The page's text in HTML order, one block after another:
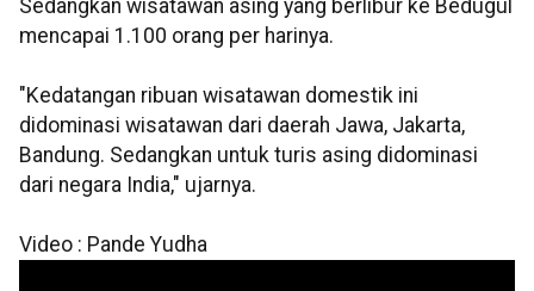
Sedangkan wisatawan asing yang berlibur ke Bedugul
mencapai 1.100 orang per harinya.
"Kedatangan ribuan wisatawan domestik ini
didominasi wisatawan dari daerah Jawa, Jakarta,
Bandung. Sedangkan untuk turis asing didominasi
dari negara India," ujarnya.
Video : Pande Yudha